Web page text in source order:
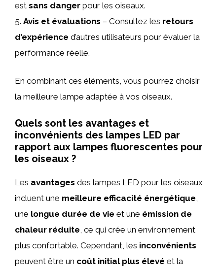
est sans danger pour les oiseaux.
5. Avis et évaluations – Consultez les retours
d’expérience d’autres utilisateurs pour évaluer la
performance réelle.
En combinant ces éléments, vous pourrez choisir
la meilleure lampe adaptée à vos oiseaux.
Quels sont les avantages et
inconvénients des lampes LED par
rapport aux lampes fluorescentes pour
les oiseaux ?
Les avantages des lampes LED pour les oiseaux
incluent une meilleure efficacité énergétique
une longue durée de vie et une émission de
chaleur réduite , ce qui crée un environnement
plus confortable. Cependant, les inconvénients
peuvent être un coût initial plus élevé et la